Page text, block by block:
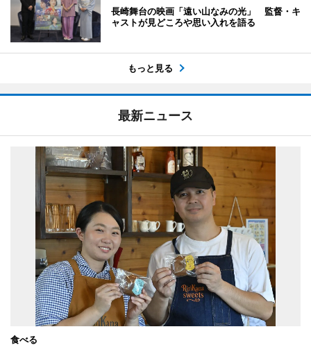
長崎舞台の映画「遠い山なみの光」 監督・キ
ャストが見どころや思い入れを語る
もっと見る
最新ニュース
食べる